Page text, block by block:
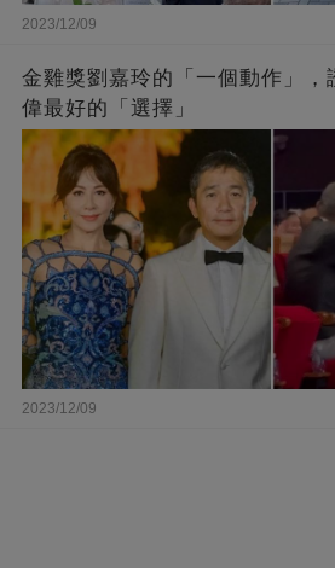
2023/12/09
金雞獎劉嘉玲的「一個動作」，
偉最好的「選擇」
2023/12/09